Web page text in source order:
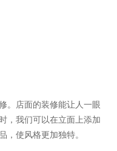
。店面的装修能让人一眼
，我们可以在立面上添加
，使风格更加独特。